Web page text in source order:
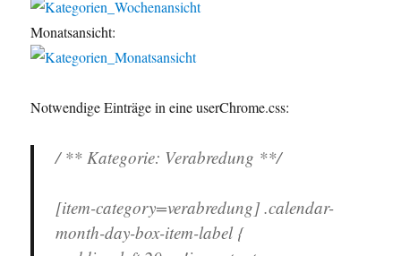
Monatsansicht:
Notwendige Einträge in eine userChrome.css:
/ ** Kategorie: Verabredung **/
[item-category=verabredung] .calendar-
month-day-box-item-label {